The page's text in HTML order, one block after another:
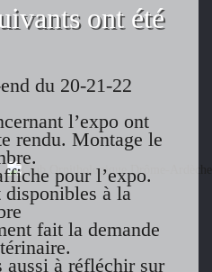
ont été
du 20-21-22
l’expo ont
rendu. Montage le
pour l’expo.
à la
fait la demande
aussi à réfléchir sur